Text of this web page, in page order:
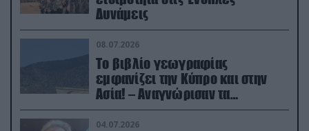
Δυνάμεις
08.07.2026
Το βιβλίο γεωγραφίας
εμφανίζει την Κύπρο και στην
Ασία! – Αναγνώρισαν τα
κατεχόμενα; (φωτο)
04.07.2026